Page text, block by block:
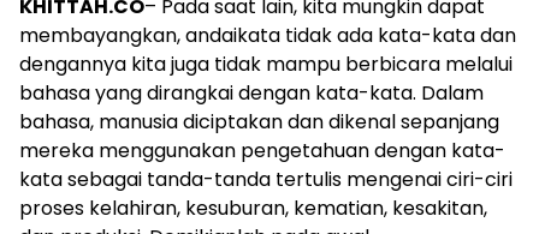
KHITTAH.CO– Pada saat lain, kita mungkin dapat
membayangkan, andaikata tidak ada kata-kata dan
dengannya kita juga tidak mampu berbicara melalui
bahasa yang dirangkai dengan kata-kata. Dalam
bahasa, manusia diciptakan dan dikenal sepanjang
mereka menggunakan pengetahuan dengan kata-
kata sebagai tanda-tanda tertulis mengenai ciri-ciri
proses kelahiran, kesuburan, kematian, kesakitan,